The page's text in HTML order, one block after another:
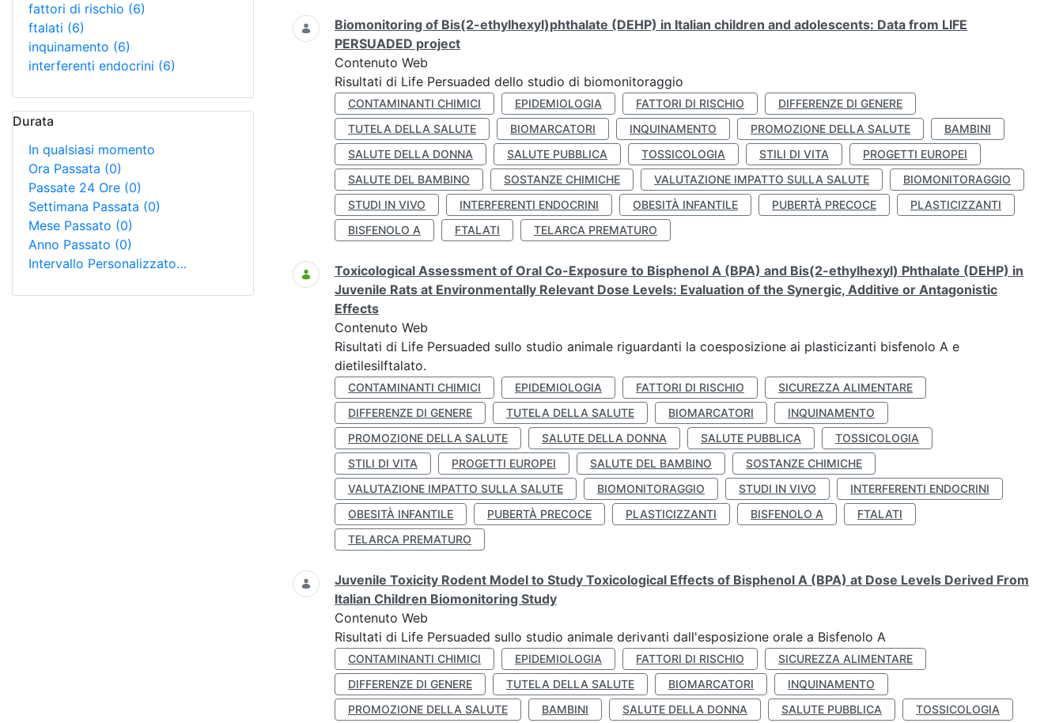
fattori di rischio (6)
ftalati (6)
inquinamento (6)
interferenti endocrini (6)
Durata
In qualsiasi momento
Ora Passata (0)
Passate 24 Ore (0)
Settimana Passata (0)
Mese Passato (0)
Anno Passato (0)
Intervallo Personalizzato…
Biomonitoring of Bis(2-ethylhexyl)phthalate (DEHP) in Italian children and adolescents: Data from LIFE
PERSUADED project
Contenuto Web
Risultati di Life Persuaded dello studio di biomonitoraggio
CONTAMINANTI CHIMICI EPIDEMIOLOGIA FATTORI DI RISCHIO
DIFFERENZE DI GENERE
TUTELA DELLA SALUTE
BIOMARCATORI INQUINAMENTO PROMOZIONE DELLA SALUTE
BAMBINI
SALUTE DELLA DONNA
SALUTE PUBBLICA TOSSICOLOGIA STILI DI VITA
PROGETTI EUROPEI
SALUTE DEL BAMBINO
SOSTANZE CHIMICHE VALUTAZIONE IMPATTO SULLA SALUTE
BIOMONITORAGGIO
STUDI IN VIVO
INTERFERENTI ENDOCRINI OBESITÀ INFANTILE PUBERTÀ PRECOCE
PLASTICIZZANTI
BISFENOLO A
FTALATI TELARCA PREMATURO
Toxicological Assessment of Oral Co-Exposure to Bisphenol A (BPA) and Bis(2-ethylhexyl) Phthalate (DEHP) in
Juvenile Rats at Environmentally Relevant Dose Levels: Evaluation of the Synergic, Additive or Antagonistic
Effects
Contenuto Web
Risultati di Life Persuaded sullo studio animale riguardanti la coesposizione ai plasticizanti bisfenolo A e
dietilesilftalato.
CONTAMINANTI CHIMICI EPIDEMIOLOGIA FATTORI DI RISCHIO
SICUREZZA ALIMENTARE
DIFFERENZE DI GENERE
TUTELA DELLA SALUTE BIOMARCATORI
INQUINAMENTO
PROMOZIONE DELLA SALUTE
SALUTE DELLA DONNA SALUTE PUBBLICA
TOSSICOLOGIA
STILI DI VITA
PROGETTI EUROPEI SALUTE DEL BAMBINO
SOSTANZE CHIMICHE
VALUTAZIONE IMPATTO SULLA SALUTE
BIOMONITORAGGIO STUDI IN VIVO
INTERFERENTI ENDOCRINI
OBESITÀ INFANTILE
PUBERTÀ PRECOCE PLASTICIZZANTI BISFENOLO A
FTALATI
TELARCA PREMATURO
Juvenile Toxicity Rodent Model to Study Toxicological Effects of Bisphenol A (BPA) at Dose Levels Derived From
Italian Children Biomonitoring Study
Contenuto Web
Risultati di Life Persuaded sullo studio animale derivanti dall'esposizione orale a Bisfenolo A
CONTAMINANTI CHIMICI EPIDEMIOLOGIA FATTORI DI RISCHIO
SICUREZZA ALIMENTARE
DIFFERENZE DI GENERE
TUTELA DELLA SALUTE BIOMARCATORI
INQUINAMENTO
PROMOZIONE DELLA SALUTE
BAMBINI SALUTE DELLA DONNA SALUTE PUBBLICA
TOSSICOLOGIA